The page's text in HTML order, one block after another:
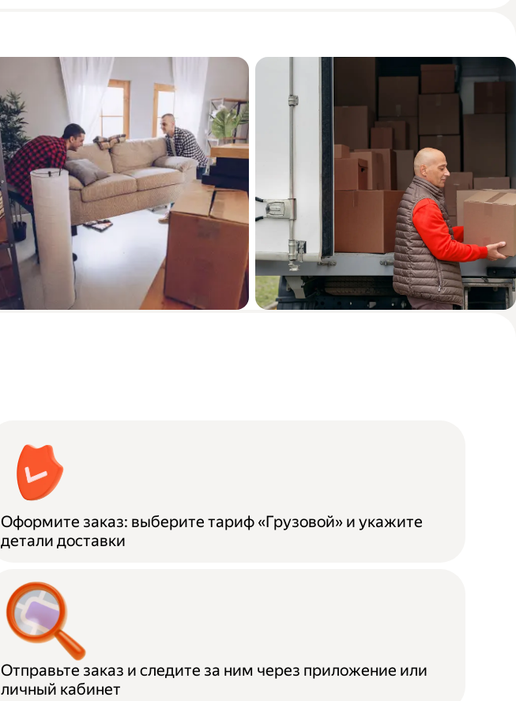
Оформите заказ: выберите тариф «Грузовой» и укажите
детали доставки
Отправьте заказ и следите за ним через приложение или
личный кабинет